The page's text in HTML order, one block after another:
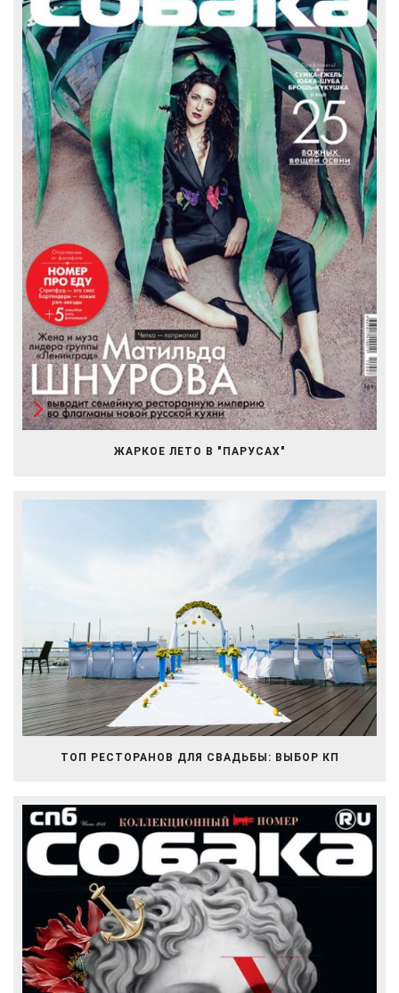
ЖАРКОЕ ЛЕТО В "ПАРУСАХ"
ТОП РЕСТОРАНОВ ДЛЯ СВАДЬБЫ: ВЫБОР КП